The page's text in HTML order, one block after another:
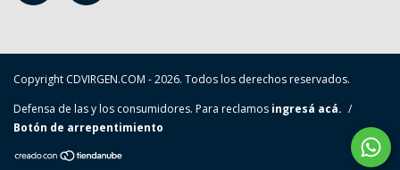
Copyright CDVIRGEN.COM - 2026. Todos los derechos reservados.
Defensa de las y los consumidores. Para reclamos ingresá acá. /
Botón de arrepentimiento